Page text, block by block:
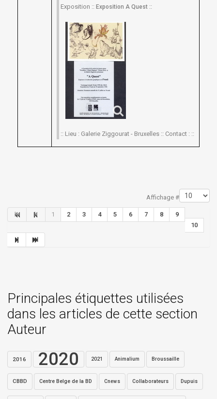
Exposition :: Exposition A Quest ::
:: Lieu : Galerie Ziggourat - Bruxelles :: Contact : ::
Affichage #
1 2 3 4 5 6 7 8
9
10
Principales étiquettes utilisées
dans les articles de cette section
Auteur
2016 2020 2021 Animalium Broussaille
CBBD Centre Belge de la BD Cnews Collaborateurs Dupuis